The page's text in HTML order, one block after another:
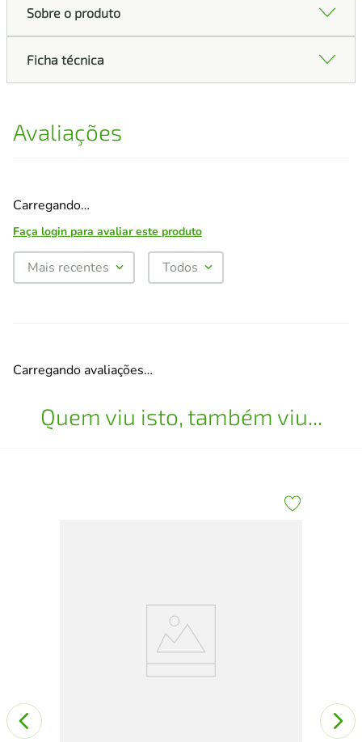
Sobre o produto
Ficha técnica
Avaliações
Carregando…
Faça login para avaliar este produto
Mais recentes Todos
Carregando avaliações…
Quem viu isto, também viu...